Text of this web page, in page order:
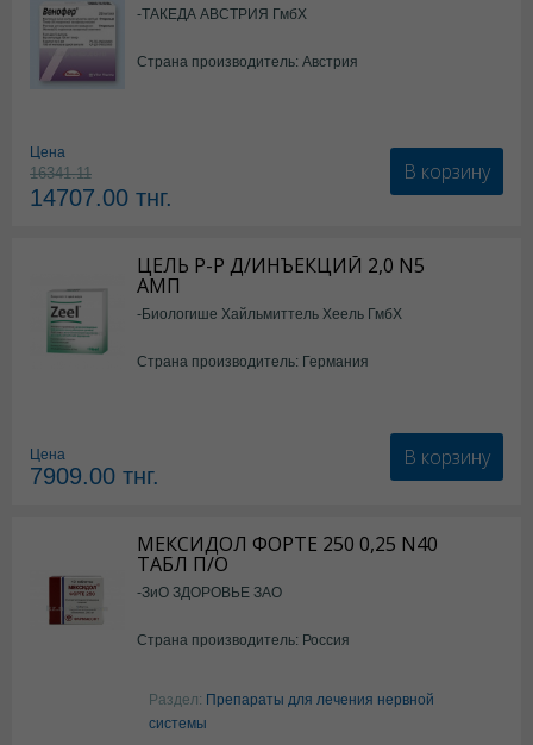
-ТАКЕДА АВСТРИЯ ГмбХ
Страна производитель: Австрия
Цена
16341.11
14707.00 тнг.
В корзину
ЦЕЛЬ Р-Р Д/ИНЪЕКЦИЙ 2,0 N5
АМП
-Биологише Хайльмиттель Хеель ГмбХ
Страна производитель: Германия
Цена
7909.00 тнг.
В корзину
МЕКСИДОЛ ФОРТЕ 250 0,25 N40
ТАБЛ П/О
-ЗиО ЗДОРОВЬЕ ЗАО
Страна производитель: Россия
Раздел: Препараты для лечения нервной
системы